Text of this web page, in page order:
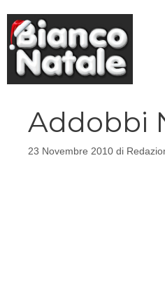
contenuto
Addobbi
23 Novembre 2010 di